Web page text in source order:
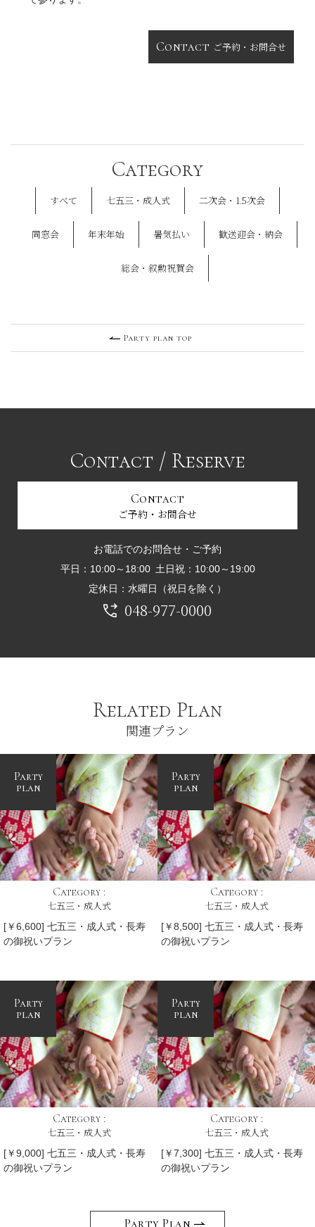
Contact ご予約・お問合せ
Category
すべて 七五三・成人式 二次会・1.5次会
同窓会 年末年始 暑気払い 歓送迎会・納会
総会・叙勲祝賀会
Party plan top
Contact / Reserve
Contact
ご予約・お問合せ
お電話でのお問合せ・ご予約
平日：10:00～18:00 土日祝：10:00～19:00
定休日：水曜日（祝日を除く）
048-977-0000
Related Plan
関連プラン
Party
plan
Category :
七五三・成人式
[￥6,600] 七五三・成人式・長寿
の御祝いプラン
Party
plan
Category :
七五三・成人式
[￥8,500] 七五三・成人式・長寿
の御祝いプラン
Party
plan
Category :
七五三・成人式
[￥9,000] 七五三・成人式・長寿
の御祝いプラン
Party
plan
Category :
七五三・成人式
[￥7,300] 七五三・成人式・長寿
の御祝いプラン
Party Plan